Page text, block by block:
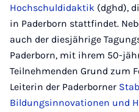
Hochschuldidaktik (dghd),
in Paderborn stattfindet.
auch der diesjährige
Paderborn, mit ihrem 50-
Teilnehmenden Grund zum
Leiterin der Paderborner
Bildungsinnovationen und